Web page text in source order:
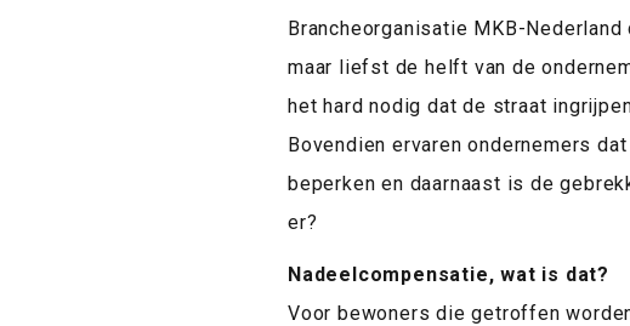
Brancheorganisatie MKB-
maar liefst de helft van de
het hard nodig dat de straat
Bovendien ervaren ondernemers
beperken en daarnaast is de
er?
Nadeelcompensatie, wat is dat?
Voor bewoners die getroffen